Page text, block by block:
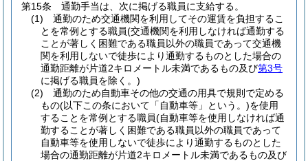
第15条
通勤手当は、次に掲げる職員に支給する。
(1)
通勤のため交通機関を利用してその運賃を負担するこ
とを常例とする職員(交通機関を利用しなければ通勤する
ことが著しく困難である職員以外の職員であって交通機
関を利用しないで徒歩により通勤するものとした場合の
通勤距離が片道2キロメートル未満であるもの及び第3号
に掲げる職員を除く。)
(2)
通勤のため自動車その他の交通の用具で規則で定める
もの(以下この条において「自動車等」という。)を使用
することを常例とする職員(自動車等を使用しなければ通
勤することが著しく困難である職員以外の職員であって
自動車等を使用しないで徒歩により通勤するものとした
場合の通勤距離が片道2キロメートル未満であるもの及び